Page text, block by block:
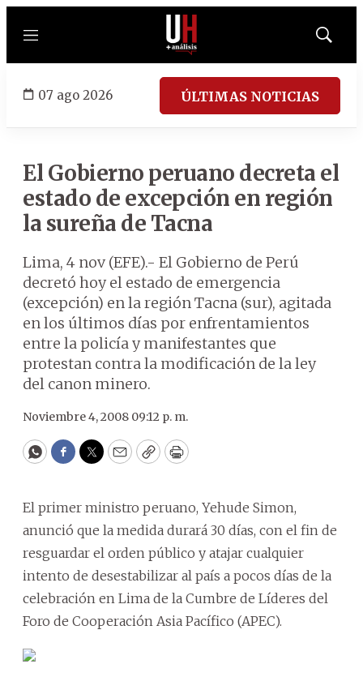
Menú
Mostrar
07 ago 2026 ÚLTIMAS NOTICIAS
El Gobierno peruano decreta el
estado de excepción en región
la sureña de Tacna
Lima, 4 nov (EFE).- El Gobierno de Perú
decretó hoy el estado de emergencia
(excepción) en la región Tacna (sur), agitada
en los últimos días por enfrentamientos
entre la policía y manifestantes que
protestan contra la modificación de la ley
del canon minero.
Noviembre 4, 2008 09:12 p. m.
WhatsApp
Facebook
Twitter
EmailCopyPrint
El primer ministro peruano, Yehude Simon,
anunció que la medida durará 30 días, con el fin de
resguardar el orden público y atajar cualquier
intento de desestabilizar al país a pocos días de la
celebración en Lima de la Cumbre de Líderes del
Foro de Cooperación Asia Pacífico (APEC).